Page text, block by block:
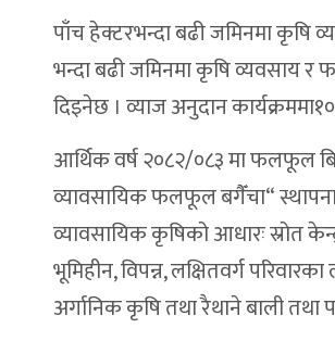
पाँच हेक्टरभन्दा बढी जमिनमा कृषि
भन्दा बढी जमिनमा कृषि व्यवसाय
दिइनेछ । व्याज अनुदान
आर्थिक वर्ष २०८२/०८३ मा फलफूल
व्यावसायिक फलफूल बगैँचा“ स्थापना
व्यावसायिक कृषिको आधारः स्रोत
भूमिहीन, विपन्न, लक्षितवर्ग
अर्गानिक कृषि तथा रैथाने बाली तथा